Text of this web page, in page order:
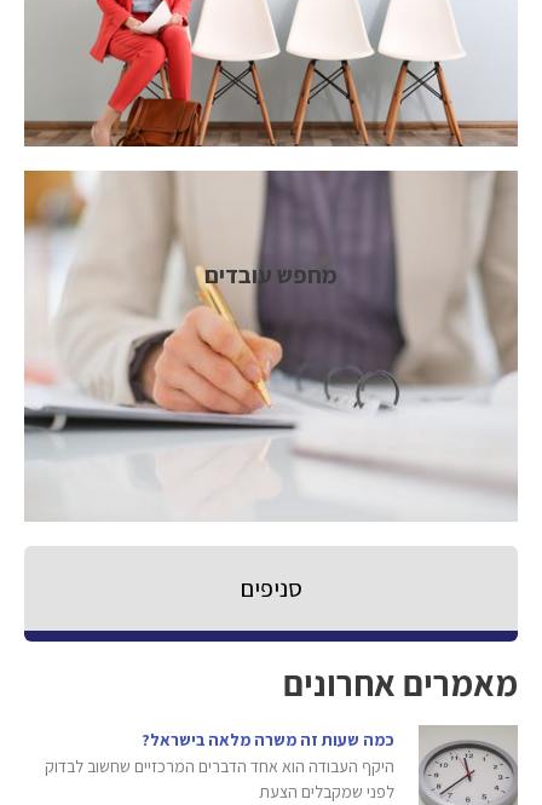
מחפש עובדים
סניפים
מאמרים אחרונים
כמה שעות זה משרה מלאה בישראל?
היקף העבודה הוא אחד הדברים המרכזיים שחשוב לבדוק
לפני שמקבלים הצעת